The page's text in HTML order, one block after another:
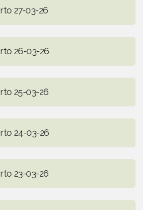
27-03-26
26-03-26
25-03-26
24-03-26
23-03-26